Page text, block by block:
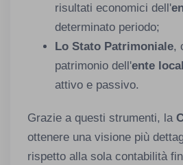
risultati economici dell'
determinato periodo;
Lo Stato Patrimoniale,
patrimonio dell'ente
attivo e passivo.
Grazie a questi strumenti, la
ottenere una visione più
rispetto alla sola contabilità